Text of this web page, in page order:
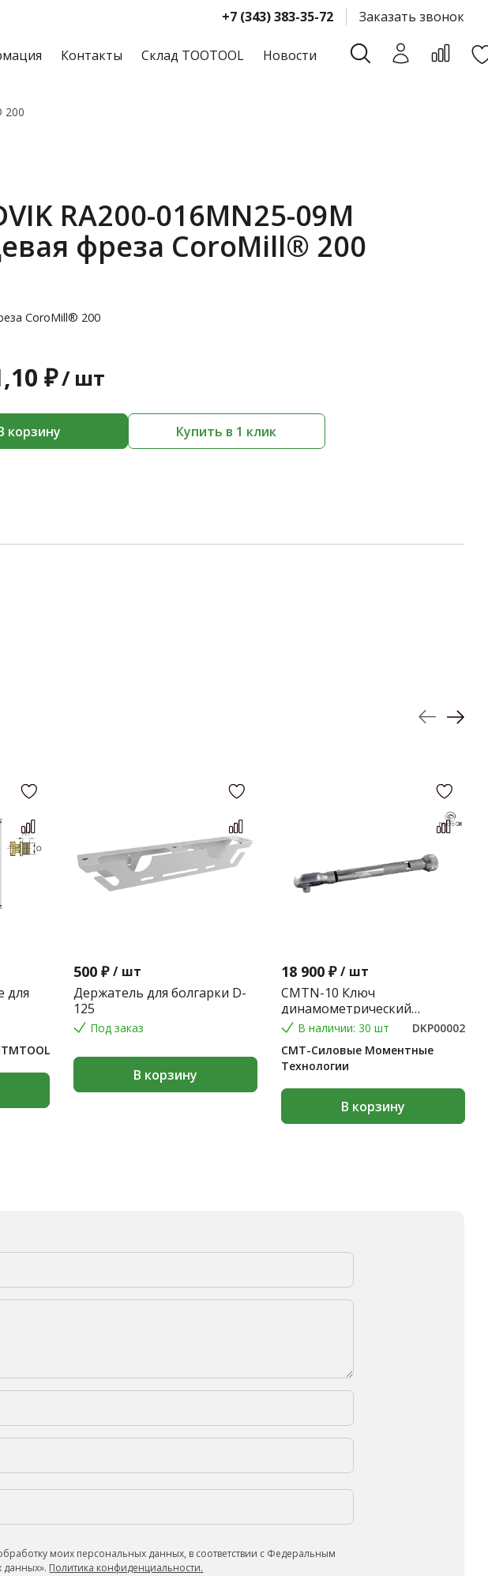
+7 (343) 383-35-72 Заказать звонок
Контакты Склад TOOTOOL Новости
200
RA200-016MN25-09M
фреза CoroMill® 200
CoroMill® 200
₽/ шт
корзину Купить в 1 клик
для
500 ₽ / шт
Держатель для болгарки D-
125
Под заказ
В корзину
18 900 ₽ / шт
CMTN-10 Ключ
динамометрический
предельного типа 2-10 Nm.
кг
В наличии: 30 шт
DKP00002
СМТ-Силовые Моментные
Технологии
В корзину
моих персональных данных, в соответствии с Федеральным
Политика конфиденциальности.